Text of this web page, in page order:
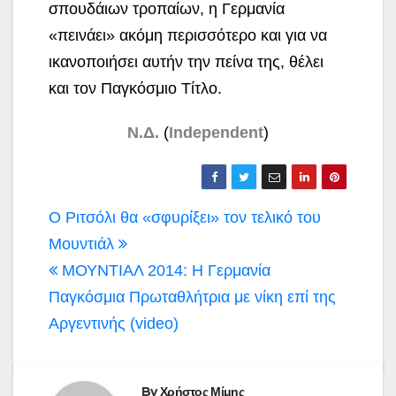
σπουδάιων τροπαίων, η Γερμανία
«πεινάει» ακόμη περισσότερο και για να
ικανοποιήσει αυτήν την πείνα της, θέλει
και τον Παγκόσμιο Τίτλο.
Ν.Δ. (Independent)
Πλοήγηση
άρθρων
Ο Ριτσόλι θα «σφυρίξει» τον τελικό του
Μουντιάλ
ΜΟΥΝΤΙΑΛ 2014: Η Γερμανία
Παγκόσμια Πρωταθλήτρια με νίκη επί της
Αργεντινής (video)
ByΧρήστος Μίμης